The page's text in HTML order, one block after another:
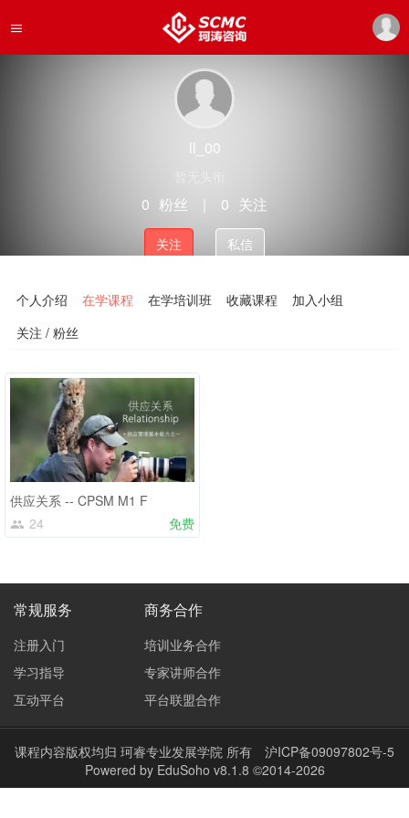
ll_00
0 粉丝 0 关注
关注 私信
个人介绍 在学课程 在学培训班 收藏课程
加入小组
关注 / 粉丝
供应关系 -- CPSM M1 F
24
免费
常规服务
注册入门
学习指导
互动平台
商务合作
培训业务合作
专家讲师合作
平台联盟合作
课程内容版权均归 珂睿专业发展学院 所有
沪ICP备09097802号-5
Powered by EduSoho v8.1.8 ©2014-2026